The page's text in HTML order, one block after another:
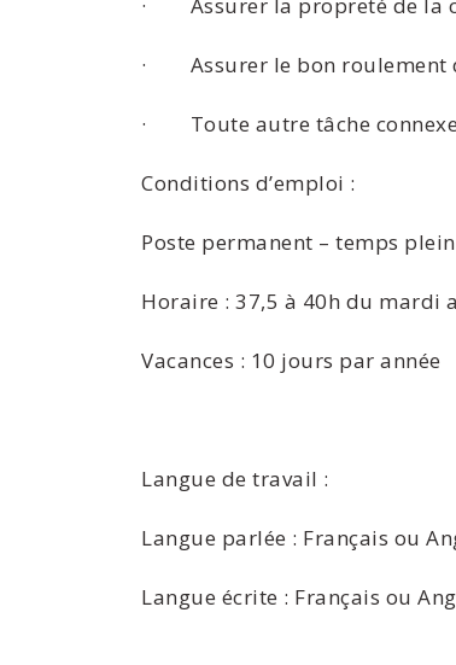
· Assurer le bon roulement
· Toute autre tâche connexe
Conditions d’emploi :
Poste permanent – temps plein
Horaire : 37,5 à 40h du mardi
Vacances : 10 jours par année
Langue de travail :
Langue parlée : Français ou
Langue écrite : Français ou